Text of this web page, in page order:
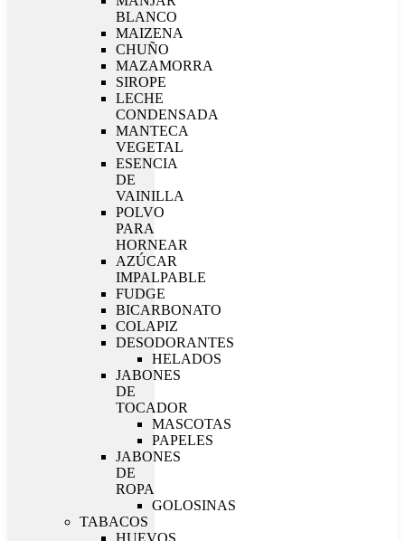
BLANCO
MAIZENA
CHUÑO
MAZAMORRA
SIROPE
LECHE
CONDENSADA
MANTECA
VEGETAL
ESENCIA
DE
VAINILLA
POLVO
PARA
HORNEAR
AZÚCAR
IMPALPABLE
FUDGE
BICARBONATO
COLAPIZ
DESODORANTES
HELADOS
JABONES
DE
TOCADOR
MASCOTAS
PAPELES
JABONES
DE
ROPA
GOLOSINAS
TABACOS
HUEVOS